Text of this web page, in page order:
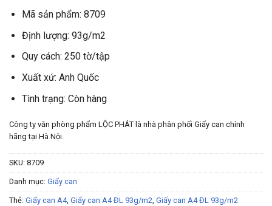
Mã sản phẩm: 8709
Định lượng: 93g/m2
Quy cách: 250 tờ/tập
Xuất xứ: Anh Quốc
Tình trạng: Còn hàng
Công ty văn phòng phẩm LỘC PHÁT là nhà phân phối Giấy can chính
hãng tại Hà Nội.
SKU: 8709
Danh mục: Giấy can
Thẻ: Giấy can A4, Giấy can A4 ĐL 93g/m2, Giấy can A4 ĐL 93g/m2